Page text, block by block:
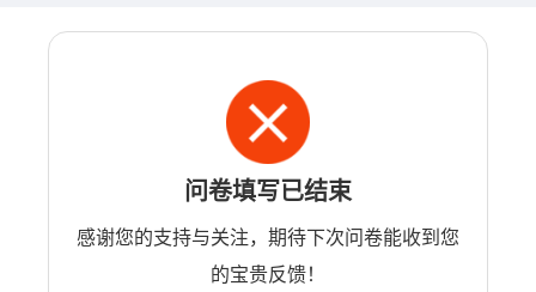
问卷填写已结束
感谢您的支持与关注，期待下次问卷能收到您
的宝贵反馈！